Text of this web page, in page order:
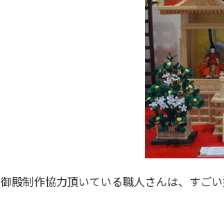
御殿制作協力頂いている職人さんは、すごい